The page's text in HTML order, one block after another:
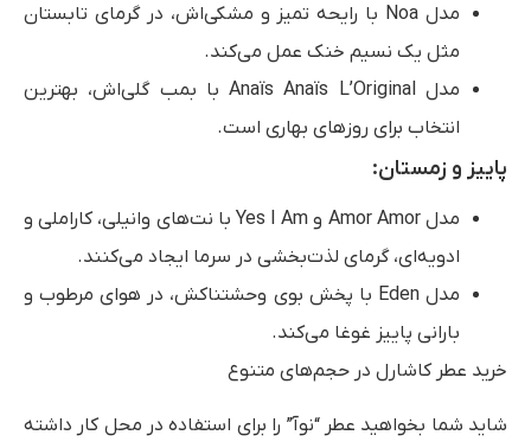
مدل Noa با رایحه تمیز و مشکی‌اش، در گرمای تابستان
مثل یک نسیم خنک عمل می‌کند.
مدل Anaïs Anaïs L’Original با بمب گلی‌اش، بهترین
انتخاب برای روزهای بهاری است.
پاییز و زمستان:
مدل Amor Amor و Yes I Am با نت‌های وانیلی، کاراملی و
ادویه‌ای، گرمای لذت‌بخشی در سرما ایجاد می‌کنند.
مدل Eden با پخش بوی وحشتناکش، در هوای مرطوب و
بارانی پاییز غوغا می‌کند.
خرید عطر کاشارل در حجم‌های متنوع
شاید شما بخواهید عطر “نوآ” را برای استفاده در محل کار داشته